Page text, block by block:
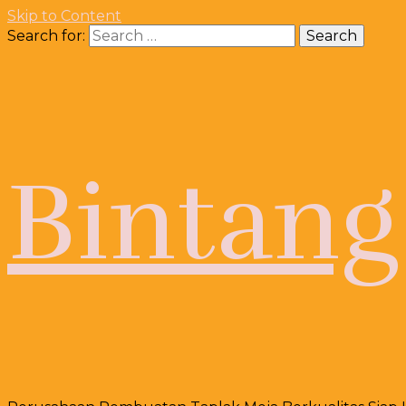
Skip to Content
Search for:
Bintang